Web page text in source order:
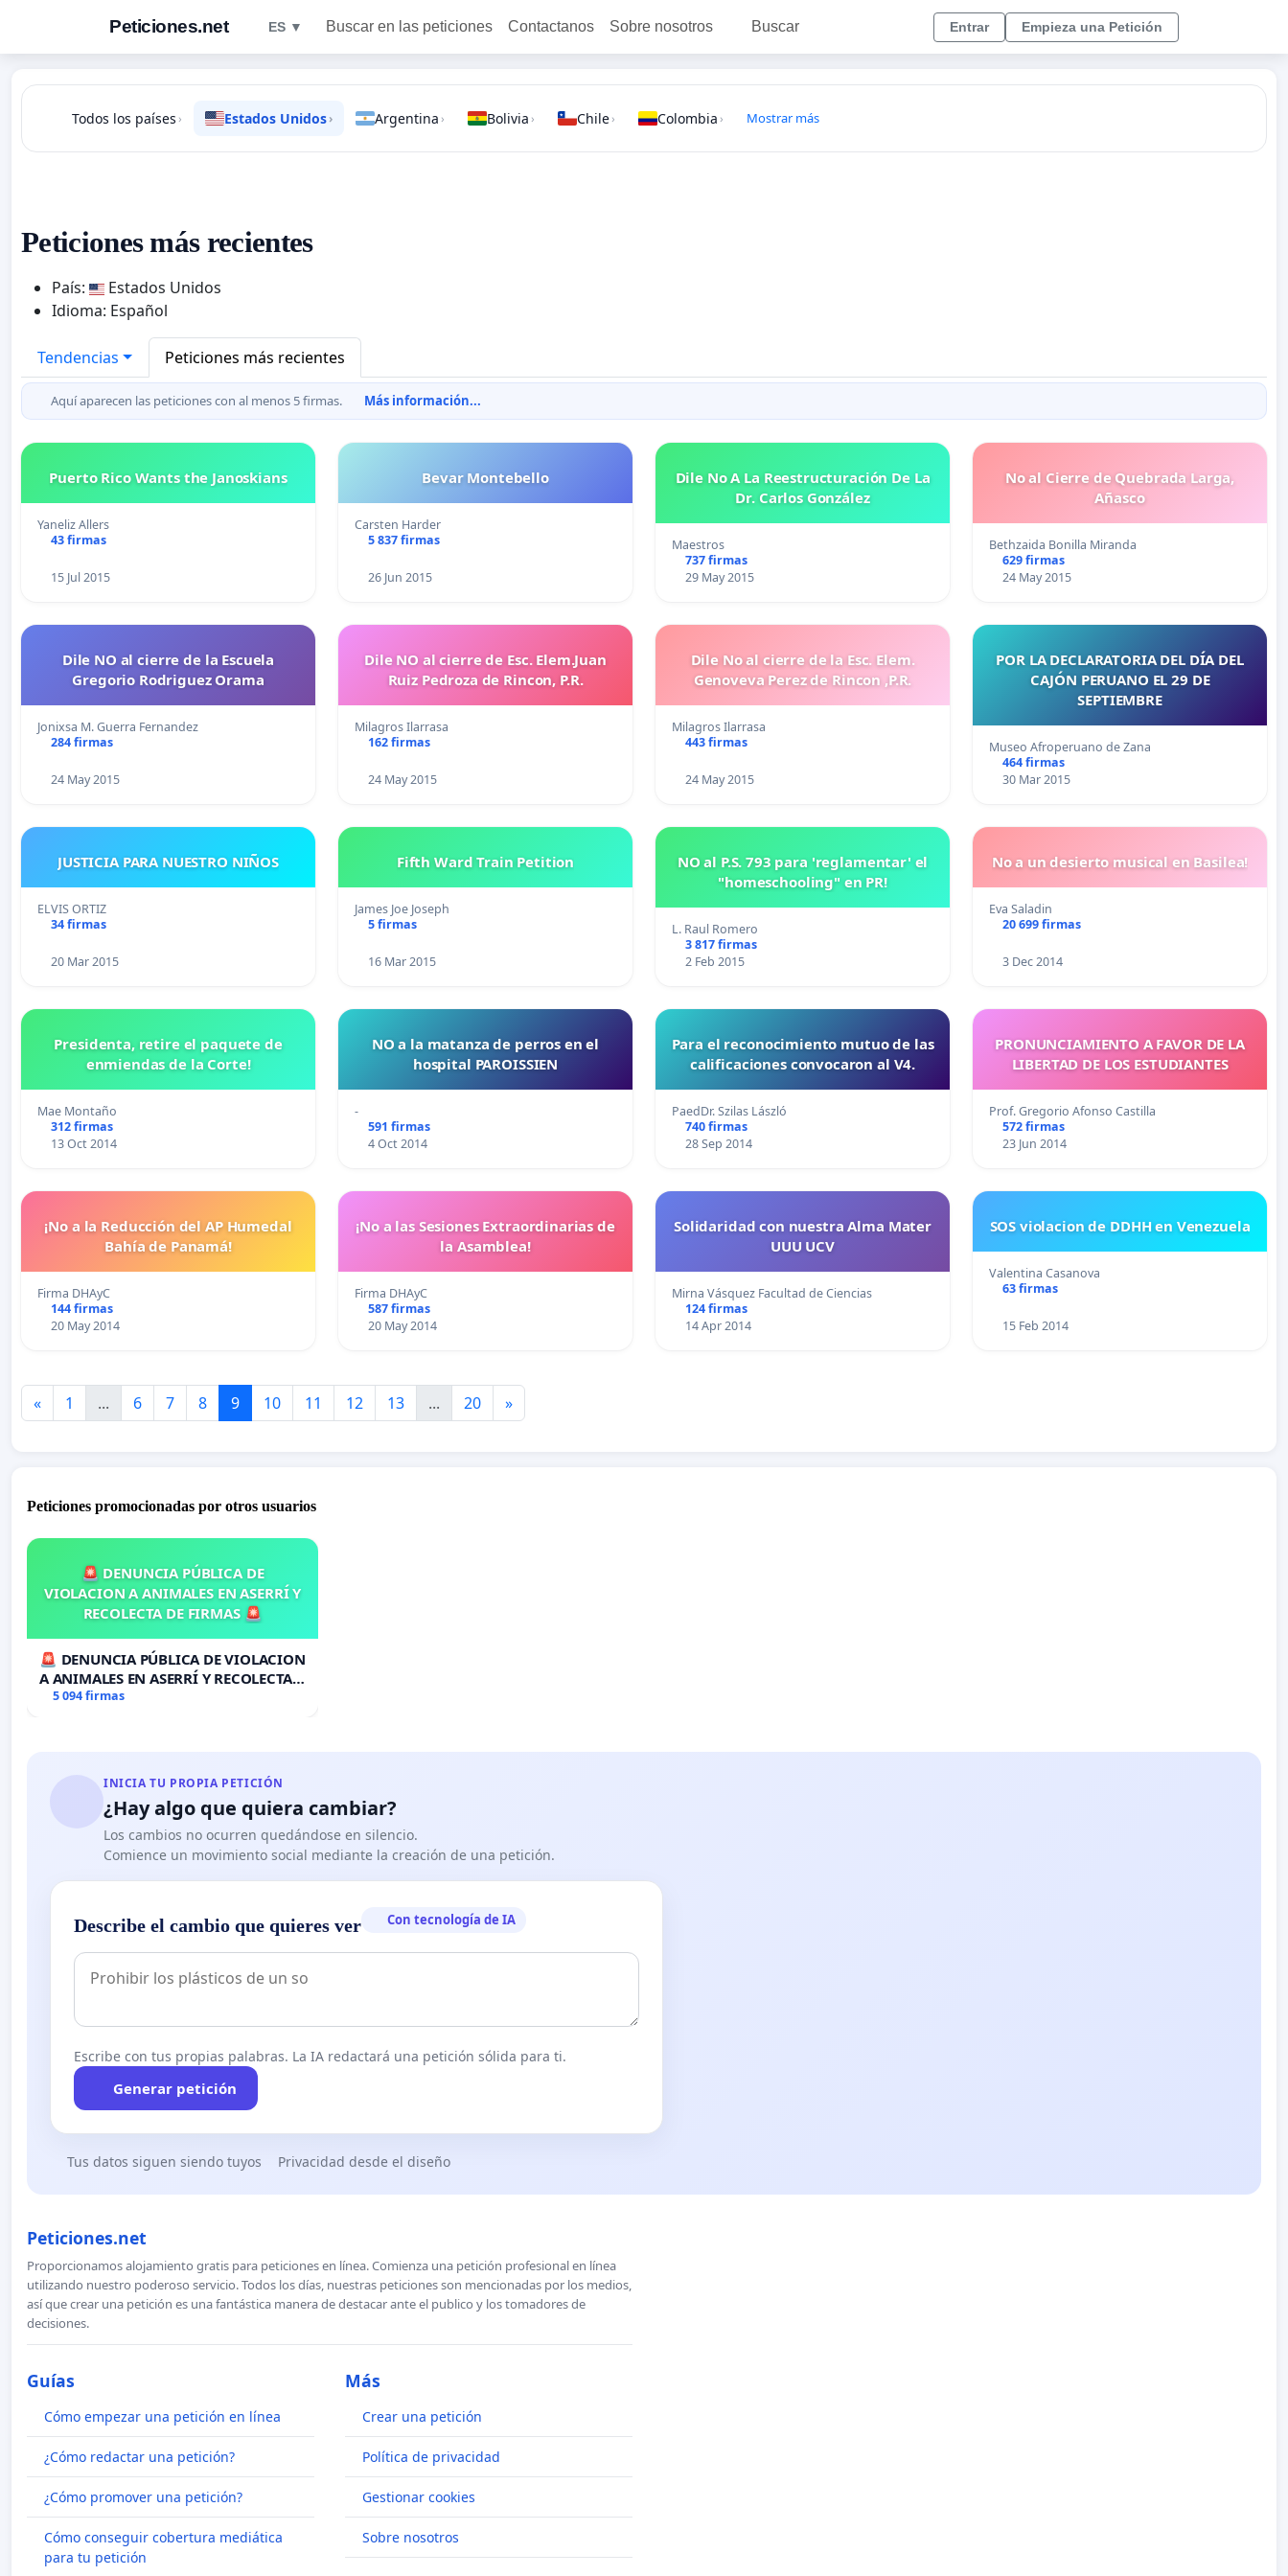
Peticiones.net ES ▼ Buscar en las peticiones Contactanos Sobre nosotros Buscar Entrar Empieza una Petición
Todos los países › Estados Unidos› Argentina › Bolivia › Chile› Colombia › Mostrar más
Peticiones más recientes
País:
Estados Unidos
Idioma: Español
Tendencias Peticiones más recientes
Aquí aparecen las peticiones con al menos 5 firmas. Más información...
Puerto Rico Wants the Janoskians
Yaneliz Allers
43 firmas
15 Jul 2015
Bevar Montebello
Carsten Harder
5 837 firmas
26 Jun 2015
Dile No A La Reestructuración De La
Dr. Carlos González
Maestros
737 firmas
29 May 2015
No al Cierre de Quebrada Larga,
Añasco
Bethzaida Bonilla Miranda
629 firmas
24 May 2015
Dile NO al cierre de la Escuela
Gregorio Rodriguez Orama
Jonixsa M. Guerra Fernandez
284 firmas
24 May 2015
Dile NO al cierre de Esc. Elem.Juan
Ruiz Pedroza de Rincon, P.R.
Milagros Ilarrasa
162 firmas
24 May 2015
Dile No al cierre de la Esc. Elem.
Genoveva Perez de Rincon ,P.R.
Milagros Ilarrasa
443 firmas
24 May 2015
POR LA DECLARATORIA DEL DÍA DEL
CAJÓN PERUANO EL 29 DE
SEPTIEMBRE
Museo Afroperuano de Zana
464 firmas
30 Mar 2015
JUSTICIA PARA NUESTRO NIÑOS
ELVIS ORTIZ
34 firmas
20 Mar 2015
Fifth Ward Train Petition
James Joe Joseph
5 firmas
16 Mar 2015
NO al P.S. 793 para 'reglamentar' el
"homeschooling" en PR!
L. Raul Romero
3 817 firmas
2 Feb 2015
No a un desierto musical en Basilea!
Eva Saladin
20 699 firmas
3 Dec 2014
Presidenta, retire el paquete de
enmiendas de la Corte!
Mae Montaño
312 firmas
13 Oct 2014
NO a la matanza de perros en el
hospital PAROISSIEN
-
591 firmas
4 Oct 2014
Para el reconocimiento mutuo de las
calificaciones convocaron al V4.
PaedDr. Szilas László
740 firmas
28 Sep 2014
PRONUNCIAMIENTO A FAVOR DE LA
LIBERTAD DE LOS ESTUDIANTES
Prof. Gregorio Afonso Castilla
572 firmas
23 Jun 2014
¡No a la Reducción del AP Humedal
Bahía de Panamá!
Firma DHAyC
144 firmas
20 May 2014
¡No a las Sesiones Extraordinarias de
la Asamblea!
Firma DHAyC
587 firmas
20 May 2014
Solidaridad con nuestra Alma Mater
UUU UCV
Mirna Vásquez Facultad de Ciencias
124 firmas
14 Apr 2014
SOS violacion de DDHH en Venezuela
Valentina Casanova
63 firmas
15 Feb 2014
« 1 ... 6 7 8 9 10 11 12 13 ... 20 »
Peticiones promocionadas por otros usuarios
🚨 DENUNCIA PÚBLICA DE
VIOLACION A ANIMALES EN ASERRÍ Y
RECOLECTA DE FIRMAS 🚨
🚨 DENUNCIA PÚBLICA DE VIOLACION
A ANIMALES EN ASERRÍ Y RECOLECTA
DE FIRMAS 🚨
5 094 firmas
INICIA TU PROPIA PETICIÓN
¿Hay algo que quiera cambiar?
Los cambios no ocurren quedándose en silencio.
Comience un movimiento social mediante la creación de una petición.
Describe el cambio que quieres ver Con tecnología de IA
Escribe con tus propias palabras. La IA redactará una petición sólida para ti.
Generar petición
Tus datos siguen siendo tuyos Privacidad desde el diseño
Peticiones.net
Proporcionamos alojamiento gratis para peticiones en línea. Comienza una petición profesional en línea
utilizando nuestro poderoso servicio. Todos los días, nuestras peticiones son mencionadas por los medios,
así que crear una petición es una fantástica manera de destacar ante el publico y los tomadores de
decisiones.
Guías
Cómo empezar una petición en línea
¿Cómo redactar una petición?
¿Cómo promover una petición?
Cómo conseguir cobertura mediática
para tu petición
Más
Crear una petición
Política de privacidad
Gestionar cookies
Sobre nosotros